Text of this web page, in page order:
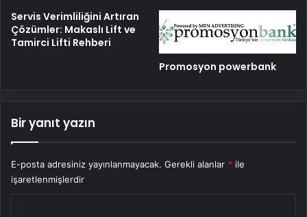
Servis Verimliliğini Artıran
Çözümler: Makaslı Lift ve
Tamirci Lifti Rehberi
Promosyon powerbank
Bir yanıt yazın
E-posta adresiniz yayınlanmayacak. Gerekli alanlar * ile
işaretlenmişlerdir